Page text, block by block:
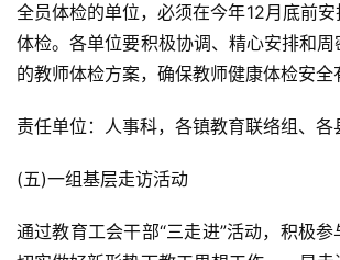
全员体检的单位，必须在今年12月底前
体检。各单位要积极协调、精心安排和
的教师体检方案，确保教师健康体检安全
责任单位：人事科，各镇教育联络组、各
(五)一组基层走访活动
通过教育工会干部“三走进”活动，积极参